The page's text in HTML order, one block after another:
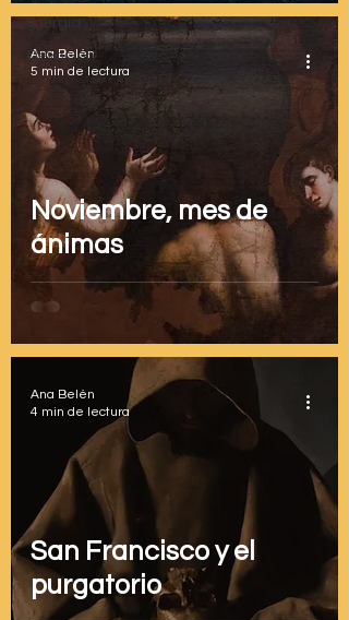
Liturgia
Devoción
Noviembre, mes de
ánimas
Ana Belén
5 min de lectura
San Francisco y el
purgatorio
Ana Belén
4 min de lectura